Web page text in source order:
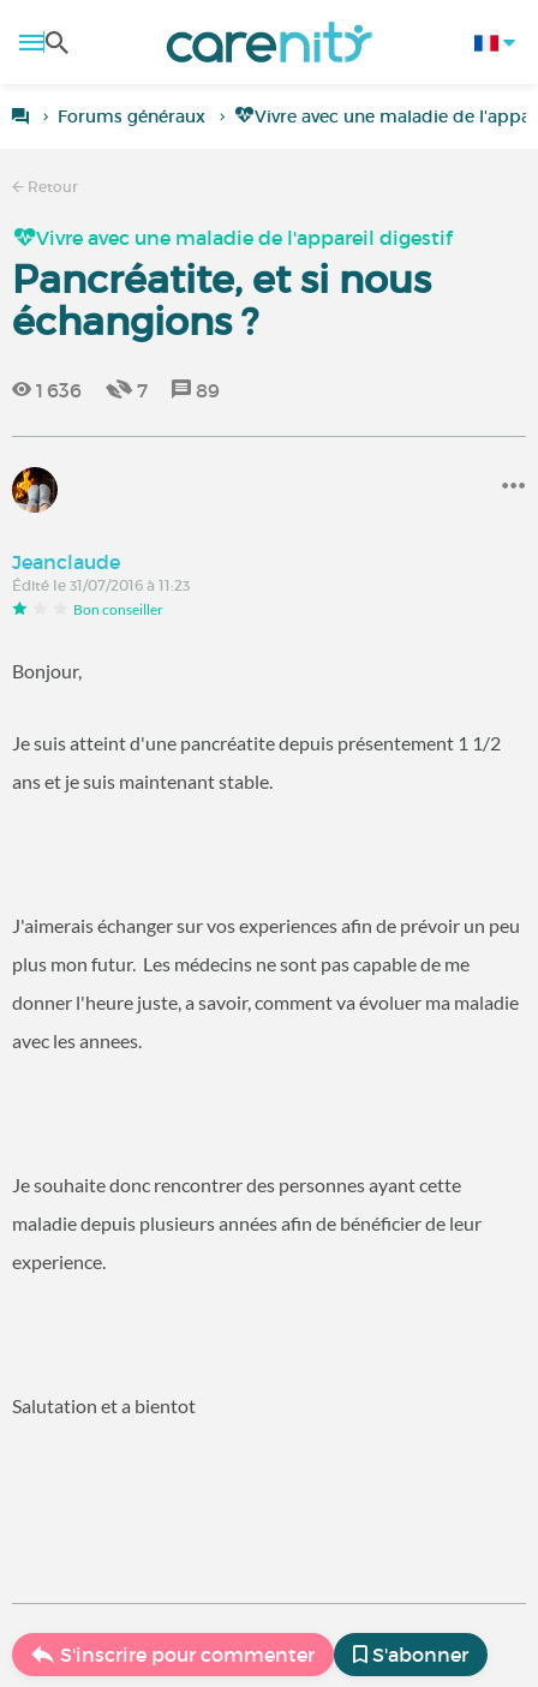
Forums généraux Vivre avec une maladie de
Retour
Vivre avec une maladie de l'appareil digestif
Pancréatite, et si nous
échangions ?
1 636 7 89
Jeanclaude
Édité le 31/07/2016 à 11:23
Bon conseiller
Bonjour,
Je suis atteint d'une pancréatite depuis présentement 1 1/2
ans et je suis maintenant stable.
J'aimerais échanger sur vos experiences afin de prévoir un peu
plus mon futur. Les médecins ne sont pas capable de me
donner l'heure juste, a savoir, comment va évoluer ma maladie
avec les annees.
Je souhaite donc rencontrer des personnes ayant cette
maladie depuis plusieurs années afin de bénéficier de leur
experience.
Salutation et a bientot
S'inscrire pour commenter S'abonner